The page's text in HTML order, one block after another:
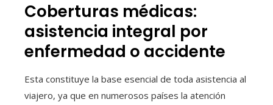
Coberturas médicas:
asistencia integral por
enfermedad o accidente
Esta constituye la base esencial de toda asistencia al
viajero, ya que en numerosos países la atención